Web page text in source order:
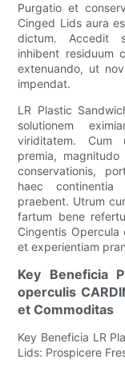
Purgatio et
Cinged Lids aura
dictum. Accedit
inhibent residuum
extenuando, ut
impendat.
LR Plastic
solutionem
viriditatem. Cum
premia,
conservationis,
haec continentia
praebent. Utrum
fartum bene
Cingentis
et experientiam
Key Beneficia
operculis
et Commoditas
Key Beneficia LR
Lids: Prospicere